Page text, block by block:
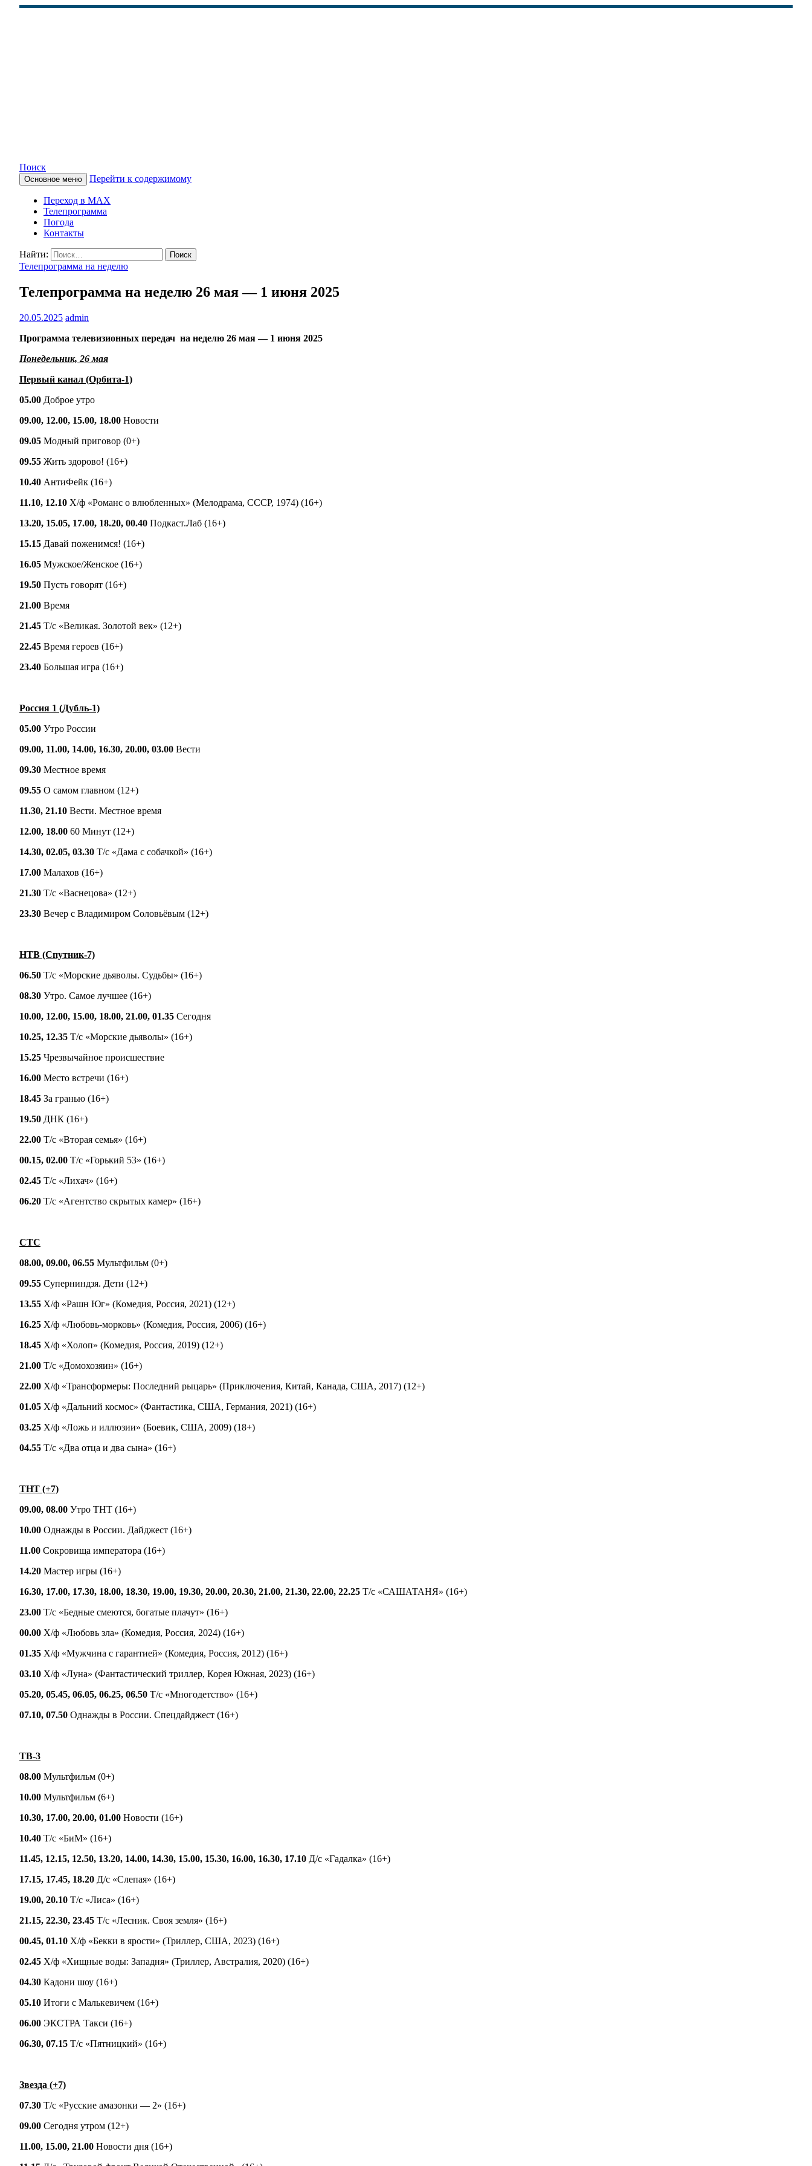
КАМЧАТСКОЕ ИНФОРМАЦИОННОЕ АГЕНТСТВО (КИА «ВЕСТИ»)
Поиск
Основное меню Перейти к содержимому
Переход в MAX
Телепрограмма
Погода
Контакты
Найти:
Телепрограмма на неделю
Телепрограмма на неделю 26 мая — 1 июня 2025
20.05.2025 admin
Программа телевизионных передач на неделю 26 мая — 1 июня 2025
Понедельник, 26 мая
Первый канал (Орбита-1)
05.00 Доброе утро
09.00, 12.00, 15.00, 18.00 Новости
09.05 Модный приговор (0+)
09.55 Жить здорово! (16+)
10.40 АнтиФейк (16+)
11.10, 12.10 Х/ф «Романс о влюбленных» (Мелодрама, СССР, 1974) (16+)
13.20, 15.05, 17.00, 18.20, 00.40 Подкаст.Лаб (16+)
15.15 Давай поженимся! (16+)
16.05 Мужское/Женское (16+)
19.50 Пусть говорят (16+)
21.00 Время
21.45 Т/с «Великая. Золотой век» (12+)
22.45 Время героев (16+)
23.40 Большая игра (16+)
Россия 1 (Дубль-1)
05.00 Утро России
09.00, 11.00, 14.00, 16.30, 20.00, 03.00 Вести
09.30 Местное время
09.55 О самом главном (12+)
11.30, 21.10 Вести. Местное время
12.00, 18.00 60 Минут (12+)
14.30, 02.05, 03.30 Т/с «Дама с собачкой» (16+)
17.00 Малахов (16+)
21.30 Т/с «Васнецова» (12+)
23.30 Вечер с Владимиром Соловьёвым (12+)
НТВ (Спутник-7)
06.50 Т/с «Морские дьяволы. Судьбы» (16+)
08.30 Утро. Самое лучшее (16+)
10.00, 12.00, 15.00, 18.00, 21.00, 01.35 Сегодня
10.25, 12.35 Т/с «Морские дьяволы» (16+)
15.25 Чрезвычайное происшествие
16.00 Место встречи (16+)
18.45 За гранью (16+)
19.50 ДНК (16+)
22.00 Т/с «Вторая семья» (16+)
00.15, 02.00 Т/с «Горький 53» (16+)
02.45 Т/с «Лихач» (16+)
06.20 Т/с «Агентство скрытых камер» (16+)
СТС
08.00, 09.00, 06.55 Мультфильм (0+)
09.55 Суперниндзя. Дети (12+)
13.55 Х/ф «Рашн Юг» (Комедия, Россия, 2021) (12+)
16.25 Х/ф «Любовь-морковь» (Комедия, Россия, 2006) (16+)
18.45 Х/ф «Холоп» (Комедия, Россия, 2019) (12+)
21.00 Т/с «Домохозяин» (16+)
22.00 Х/ф «Трансформеры: Последний рыцарь» (Приключения, Китай, Канада, США, 2017) (12+)
01.05 Х/ф «Дальний космос» (Фантастика, США, Германия, 2021) (16+)
03.25 Х/ф «Ложь и иллюзии» (Боевик, США, 2009) (18+)
04.55 Т/с «Два отца и два сына» (16+)
ТНТ (+7)
09.00, 08.00 Утро ТНТ (16+)
10.00 Однажды в России. Дайджест (16+)
11.00 Сокровища императора (16+)
14.20 Мастер игры (16+)
16.30, 17.00, 17.30, 18.00, 18.30, 19.00, 19.30, 20.00, 20.30, 21.00, 21.30, 22.00, 22.25 Т/с «САШАТАНЯ» (16+)
23.00 Т/с «Бедные смеются, богатые плачут» (16+)
00.00 Х/ф «Любовь зла» (Комедия, Россия, 2024) (16+)
01.35 Х/ф «Мужчина с гарантией» (Комедия, Россия, 2012) (16+)
03.10 Х/ф «Луна» (Фантастический триллер, Корея Южная, 2023) (16+)
05.20, 05.45, 06.05, 06.25, 06.50 Т/с «Многодетство» (16+)
07.10, 07.50 Однажды в России. Спецдайджест (16+)
ТВ-3
08.00 Мультфильм (0+)
10.00 Мультфильм (6+)
10.30, 17.00, 20.00, 01.00 Новости (16+)
10.40 Т/с «БиМ» (16+)
11.45, 12.15, 12.50, 13.20, 14.00, 14.30, 15.00, 15.30, 16.00, 16.30, 17.10 Д/с «Гадалка» (16+)
17.15, 17.45, 18.20 Д/с «Слепая» (16+)
19.00, 20.10 Т/с «Лиса» (16+)
21.15, 22.30, 23.45 Т/с «Лесник. Своя земля» (16+)
00.45, 01.10 Х/ф «Бекки в ярости» (Триллер, США, 2023) (16+)
02.45 Х/ф «Хищные воды: Западня» (Триллер, Австралия, 2020) (16+)
04.30 Кадони шоу (16+)
05.10 Итоги с Малькевичем (16+)
06.00 ЭКСТРА Такси (16+)
06.30, 07.15 Т/с «Пятницкий» (16+)
Звезда (+7)
07.30 Т/с «Русские амазонки — 2» (16+)
09.00 Сегодня утром (12+)
11.00, 15.00, 21.00 Новости дня (16+)